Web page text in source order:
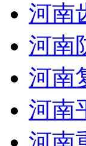
河南
河南
河南
河南